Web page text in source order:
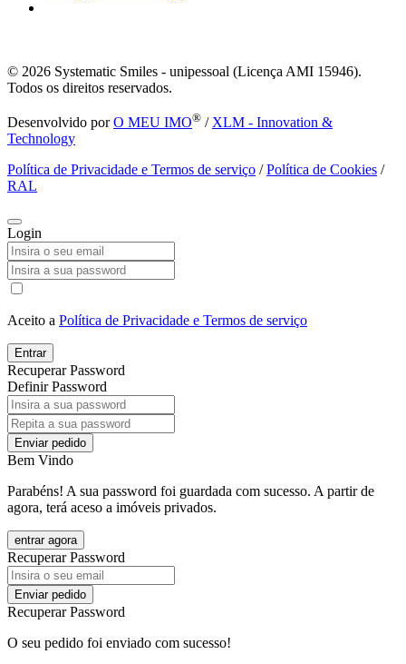
© 2026 Systematic Smiles - unipessoal (Licença AMI 15946).
Todos os direitos reservados.
Desenvolvido porO MEU IMO® / XLM - Innovation &
Technology
Política de Privacidade e Termos de serviço /Política de Cookies /
RAL
Login
Aceito a Política de Privacidade e Termos de serviço
Entrar
Recuperar Password
Definir Password
Enviar pedido
Bem Vindo
Parabéns! A sua password foi guardada com sucesso. A partir de
agora, terá aceso a imóveis privados.
entrar agora
Recuperar Password
Enviar pedido
Recuperar Password
O seu pedido foi enviado com sucesso!